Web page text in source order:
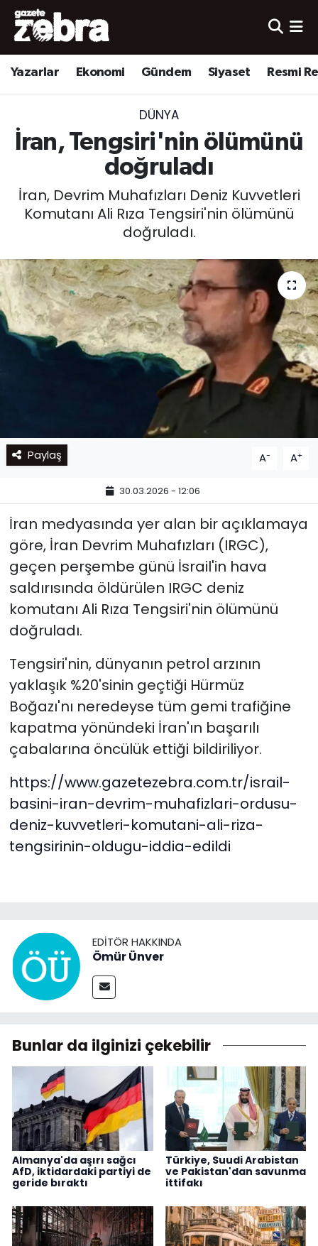
Yazarlar Ekonomi Gündem Siyaset Resmi
DÜNYA
İran, Tengsiri'nin ölümünü
doğruladı
İran, Devrim Muhafızları Deniz Kuvvetleri
Komutanı Ali Rıza Tengsiri'nin ölümünü
doğruladı.
Paylaş A- A+
30.03.2026 - 12:06
İran medyasında yer alan bir açıklamaya
göre, İran Devrim Muhafızları (IRGC),
geçen perşembe günü İsrail'in hava
saldırısında öldürülen IRGC deniz
komutanı Ali Rıza Tengsiri'nin ölümünü
doğruladı.
Tengsiri'nin, dünyanın petrol arzının
yaklaşık %20'sinin geçtiği Hürmüz
Boğazı'nı neredeyse tüm gemi trafiğine
kapatma yönündeki İran'ın başarılı
çabalarına öncülük ettiği bildiriliyor.
https://www.gazetezebra.com.tr/israil-
basini-iran-devrim-muhafizlari-ordusu-
deniz-kuvvetleri-komutani-ali-riza-
tengsirinin-oldugu-iddia-edildi
EDITÖR HAKKINDA
Ömür Ünver
Bunlar da ilginizi çekebilir
Almanya'da aşırı sağcı
AfD, iktidardaki partiyi de
geride bıraktı
Türkiye, Suudi Arabistan
ve Pakistan'dan savunma
ittifakı
Yazarlar
Ekonomi
Spor
Nöbetçi Eczaneler
Hava Durumu
Süper Lig Puan Durumu ve Fikstür
Tüm Manşetler
Son Dakika Haberleri
Haber Arşivi